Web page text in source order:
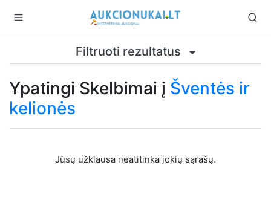
Filtruoti rezultatus
Ypatingi Skelbimai į Šventės ir
kelionės
Jūsų užklausa neatitinka jokių sąrašų.